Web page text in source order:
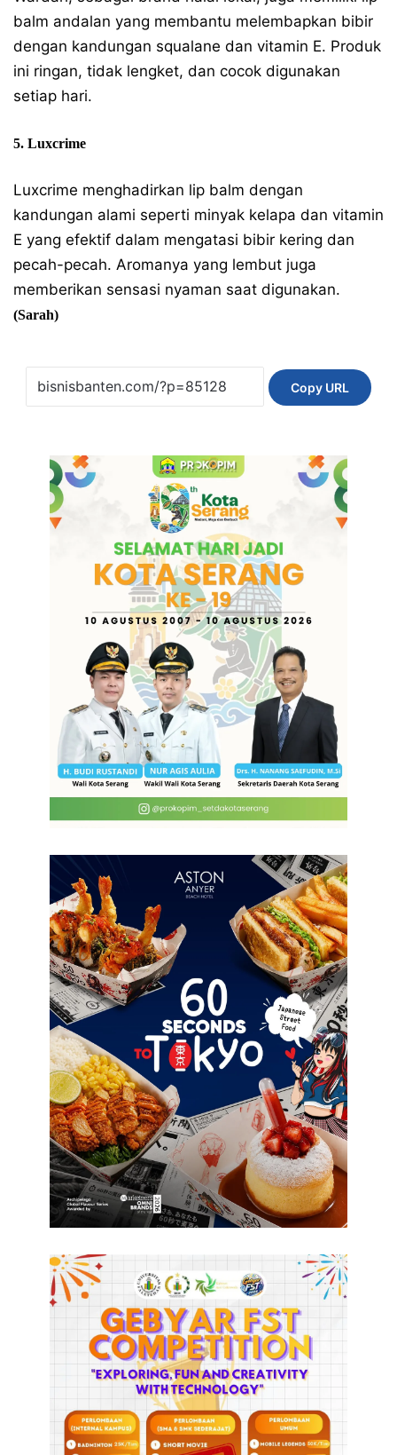
balm andalan yang membantu melembapkan bibir
dengan kandungan squalane dan vitamin E. Produk
ini ringan, tidak lengket, dan cocok digunakan
setiap hari.
5. Luxcrime
Luxcrime menghadirkan lip balm dengan
kandungan alami seperti minyak kelapa dan vitamin
E yang efektif dalam mengatasi bibir kering dan
pecah-pecah. Aromanya yang lembut juga
memberikan sensasi nyaman saat digunakan.
(Sarah)
Copy URL